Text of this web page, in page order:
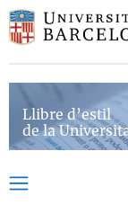
Llibre d’estil
de la